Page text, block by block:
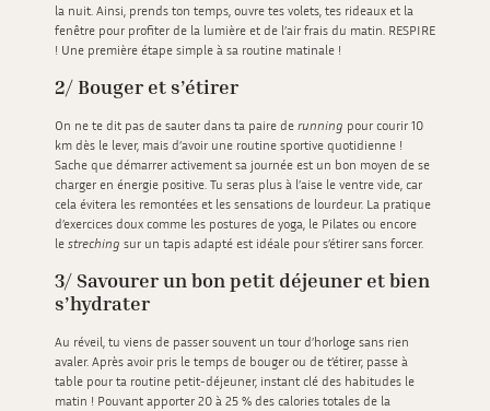
la nuit. Ainsi, prends ton temps, ouvre tes volets, tes rideaux et la
fenêtre pour profiter de la lumière et de l’air frais du matin. RESPIRE
! Une première étape simple à sa routine matinale !
2/ Bouger et s’étirer
On ne te dit pas de sauter dans ta paire de running pour courir 10
km dès le lever, mais d’avoir une routine sportive quotidienne !
Sache que démarrer activement sa journée est un bon moyen de se
charger en énergie positive. Tu seras plus à l’aise le ventre vide, car
cela évitera les remontées et les sensations de lourdeur. La pratique
d’exercices doux comme les postures de yoga, le Pilates ou encore
le streching sur un tapis adapté est idéale pour s’étirer sans forcer.
3/ Savourer un bon petit déjeuner et bien
s’hydrater
Au réveil, tu viens de passer souvent un tour d’horloge sans rien
avaler. Après avoir pris le temps de bouger ou de t’étirer, passe à
table pour ta routine petit-déjeuner, instant clé des habitudes le
matin ! Pouvant apporter 20 à 25 % des calories totales de la